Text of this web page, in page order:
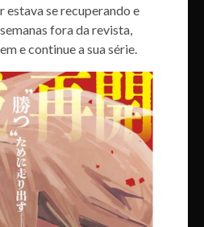
estava se recuperando e
fora da revista,
e continue a sua série.